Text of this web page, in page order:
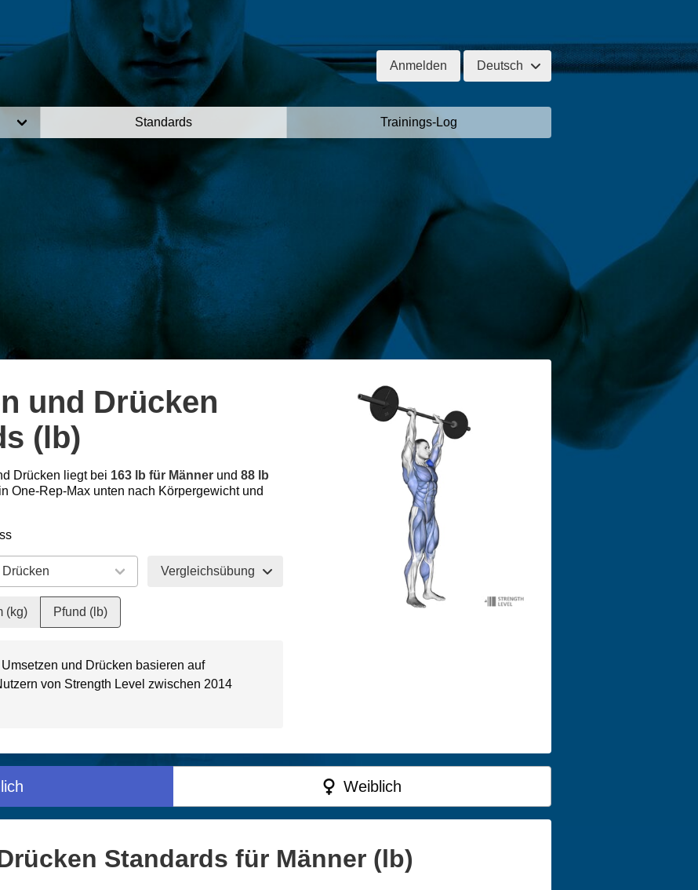
Anmelden Deutsch
Standards Trainings-Log
und Drücken
(lb)
Drücken liegt bei 163 lb für Männer und 88 lb
One-Rep-Max unten nach Körpergewicht und
Vergleichsübung
(kg) Pfund (lb)
und Drücken basieren auf
von Strength Level zwischen 2014
Weiblich
Standards für Männer (lb)